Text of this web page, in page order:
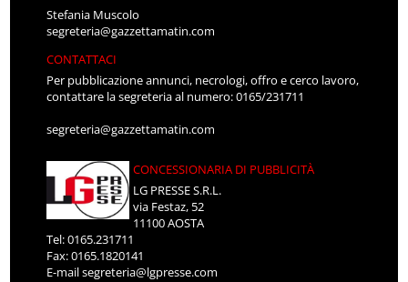
Stefania Muscolo
segreteria@gazzettamatin.com
CONTATTACI
Per pubblicazione annunci, necrologi, offro e cerco lavoro,
contattare la segreteria al numero: 0165/231711
segreteria@gazzettamatin.com
CONCESSIONARIA DI PUBBLICITÀ
LG PRESSE S.R.L.
via Festaz, 52
11100 AOSTA
Tel: 0165.231711
Fax: 0165.1820141
E-mailsegreteria@lgpresse.com